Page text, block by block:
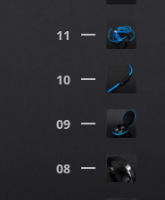
08
09
10
11